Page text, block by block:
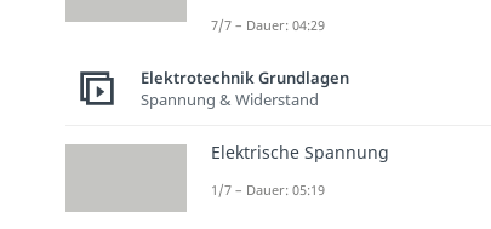
7/7 – Dauer: 04:29
Elektrotechnik Grundlagen
Spannung & Widerstand
Elektrische Spannung
1/7 – Dauer: 05:19